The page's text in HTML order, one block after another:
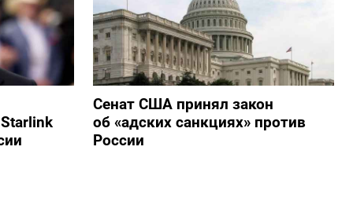
Сенат США принял закон
об «адских санкциях» против
России